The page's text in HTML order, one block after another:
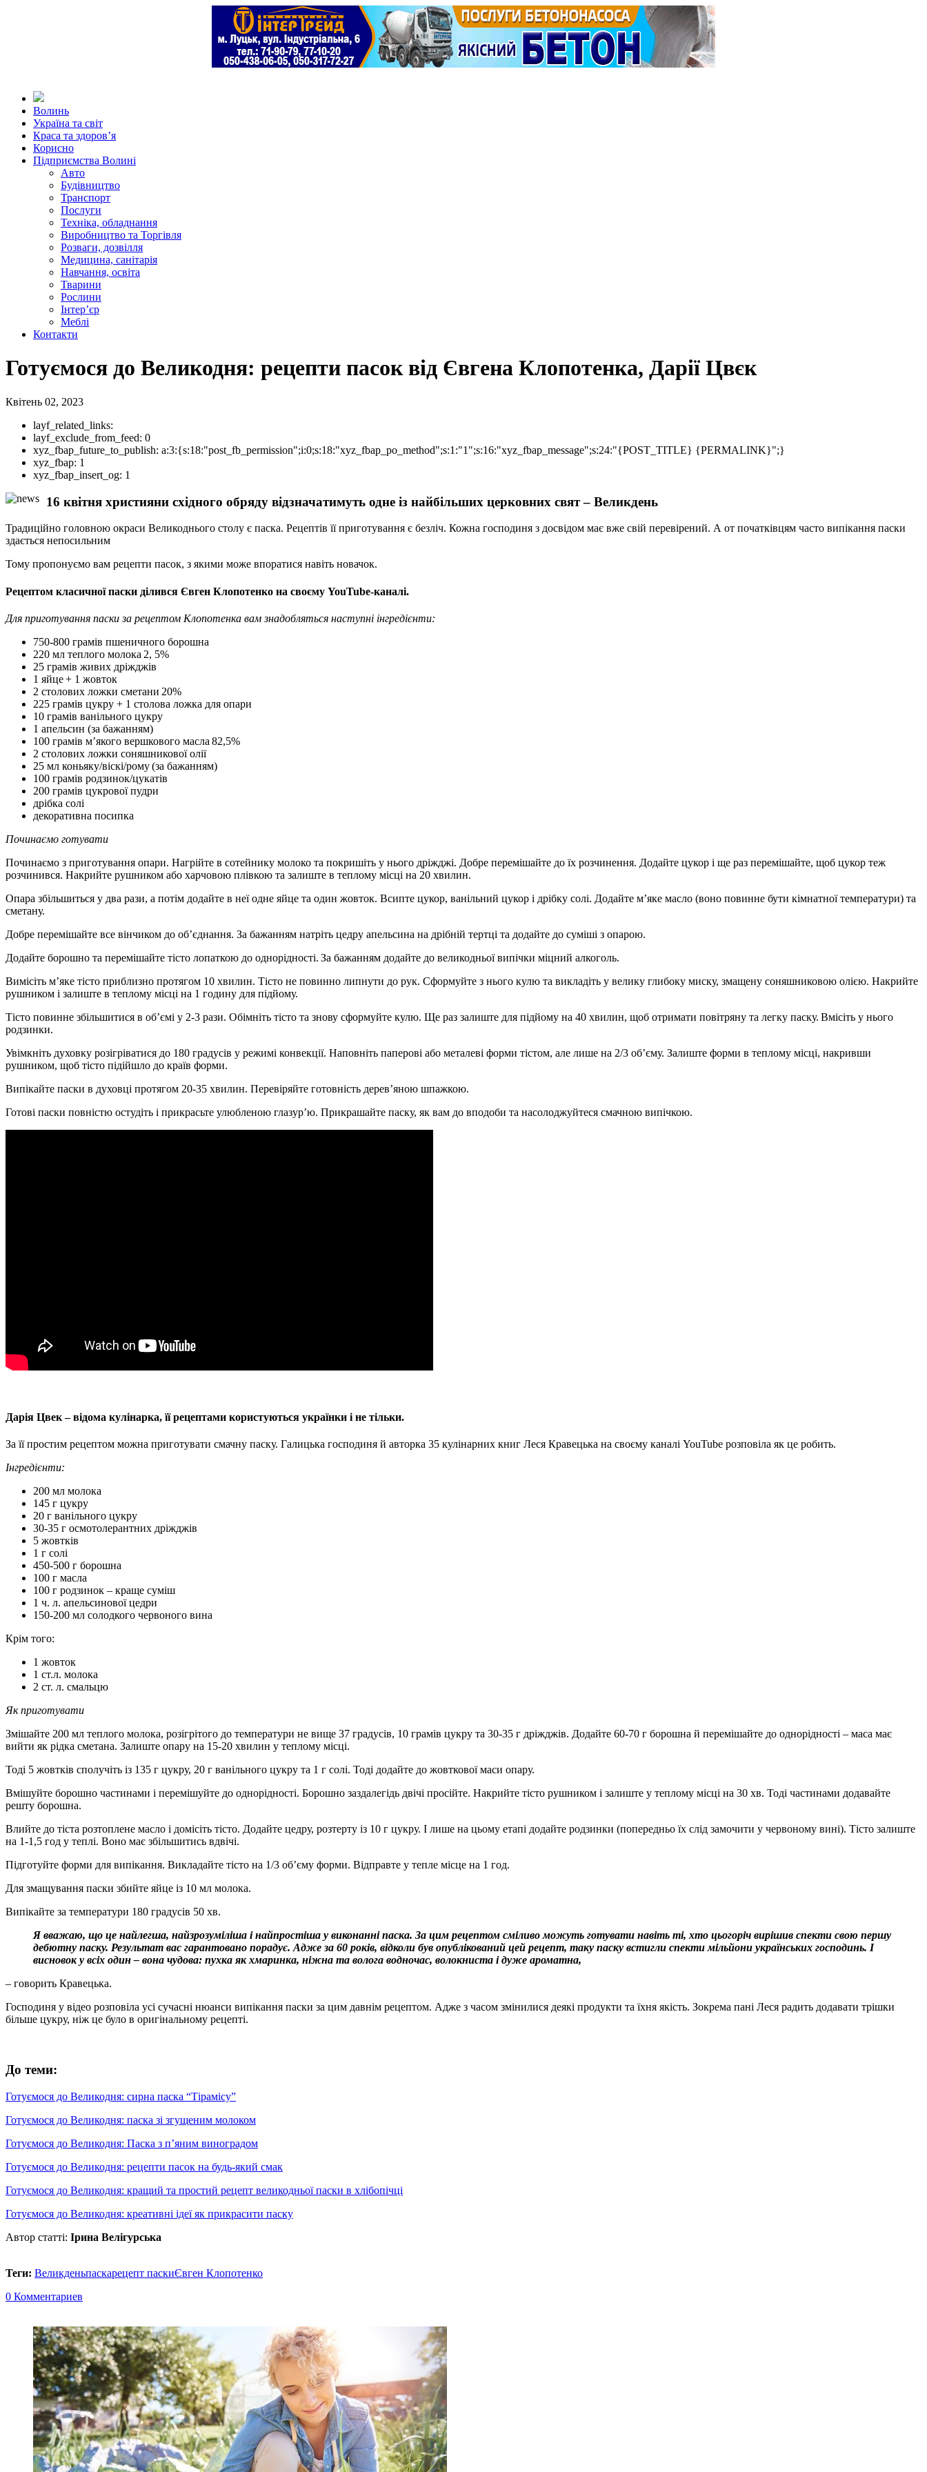
Волинь
Україна та світ
Краса та здоров’я
Корисно
Підприємства Волині
Авто
Будівництво
Транспорт
Послуги
Техніка, обладнання
Виробництво та Торгівля
Розваги, дозвілля
Медицина, санітарія
Навчання, освіта
Тварини
Рослини
Інтер’єр
Меблі
Контакти
Готуємося до Великодня: рецепти пасок від Євгена Клопотенка, Дарії Цвєк
Квітень 02, 2023
layf_related_links:
layf_exclude_from_feed: 0
xyz_fbap_future_to_publish: a:3:{s:18:"post_fb_permission";i:0;s:18:"xyz_fbap_po_method";s:1:"1";s:16:"xyz_fbap_message";s:24:"{POST_TITLE} {PERMALINK}";}
xyz_fbap: 1
xyz_fbap_insert_og: 1
16 квітня християни східного обряду відзначатимуть одне із найбільших церковних свят – Великдень
Традиційно головною окраси Великоднього столу є паска. Рецептів її приготування є безліч. Кожна господиня з досвідом має вже свій перевірений. А от початківцям часто випікання паски
здається непосильним
Тому пропонуємо вам рецепти пасок, з якими може впоратися навіть новачок.
Рецептом класичної паски ділився Євген Клопотенко на своєму YouTube-каналі.
Для приготування паски за рецептом Клопотенка вам знадобляться наступні інгредієнти:
750-800 грамів пшеничного борошна
220 мл теплого молока 2, 5%
25 грамів живих дріжджів
1 яйце + 1 жовток
2 столових ложки сметани 20%
225 грамів цукру + 1 столова ложка для опари
10 грамів ванільного цукру
1 апельсин (за бажанням)
100 грамів м’якого вершкового масла 82,5%
2 столових ложки соняшникової олії
25 мл коньяку/віскі/рому (за бажанням)
100 грамів родзинок/цукатів
200 грамів цукрової пудри
дрібка солі
декоративна посипка
Починаємо готувати
Починаємо з приготування опари. Нагрійте в сотейнику молоко та покришіть у нього дріжджі. Добре перемішайте до їх розчинення. Додайте цукор і ще раз перемішайте, щоб цукор теж
розчинився. Накрийте рушником або харчовою плівкою та залиште в теплому місці на 20 хвилин.
Опара збільшиться у два рази, а потім додайте в неї одне яйце та один жовток. Всипте цукор, ванільний цукор і дрібку солі. Додайте м’яке масло (воно повинне бути кімнатної температури) та
сметану.
Добре перемішайте все вінчиком до об’єднання. За бажанням натріть цедру апельсина на дрібній тертці та додайте до суміші з опарою.
Додайте борошно та перемішайте тісто лопаткою до однорідності. За бажанням додайте до великодньої випічки міцний алкоголь.
Вимісіть м’яке тісто приблизно протягом 10 хвилин. Тісто не повинно липнути до рук. Сформуйте з нього кулю та викладіть у велику глибоку миску, змащену соняшниковою олією. Накрийте
рушником і залиште в теплому місці на 1 годину для підйому.
Тісто повинне збільшитися в об’ємі у 2-3 рази. Обімніть тісто та знову сформуйте кулю. Ще раз залиште для підйому на 40 хвилин, щоб отримати повітряну та легку паску. Вмісіть у нього
родзинки.
Увімкніть духовку розігріватися до 180 градусів у режимі конвекції. Наповніть паперові або металеві форми тістом, але лише на 2/3 об’єму. Залиште форми в теплому місці, накривши
рушником, щоб тісто підійшло до країв форми.
Випікайте паски в духовці протягом 20-35 хвилин. Перевіряйте готовність дерев’яною шпажкою.
Готові паски повністю остудіть і прикрасьте улюбленою глазур’ю. Прикрашайте паску, як вам до вподоби та насолоджуйтеся смачною випічкою.
Дарія Цвек – відома кулінарка, її рецептами користуються українки і не тільки.
За її простим рецептом можна приготувати смачну паску. Галицька господиня й авторка 35 кулінарних книг Леся Кравецька на своєму каналі YouTube розповіла як це робить.
Інгредієнти:
200 мл молока
145 г цукру
20 г ванільного цукру
30-35 г осмотолерантних дріжджів
5 жовтків
1 г солі
450-500 г борошна
100 г масла
100 г родзинок – краще суміш
1 ч. л. апельсинової цедри
150-200 мл солодкого червоного вина
Крім того:
1 жовток
1 ст.л. молока
2 ст. л. смальцю
Як приготувати
Змішайте 200 мл теплого молока, розігрітого до температури не вище 37 градусів, 10 грамів цукру та 30-35 г дріжджів. Додайте 60-70 г борошна й перемішайте до однорідності – маса має
вийти як рідка сметана. Залиште опару на 15-20 хвилин у теплому місці.
Тоді 5 жовтків сполучіть із 135 г цукру, 20 г ванільного цукру та 1 г солі. Тоді додайте до жовткової маси опару.
Вмішуйте борошно частинами і перемішуйте до однорідності. Борошно заздалегідь двічі просійте. Накрийте тісто рушником і залиште у теплому місці на 30 хв. Тоді частинами додавайте
решту борошна.
Влийте до тіста розтоплене масло і домісіть тісто. Додайте цедру, розтерту із 10 г цукру. І лише на цьому етапі додайте родзинки (попередньо їх слід замочити у червоному вині). Тісто залиште
на 1-1,5 год у теплі. Воно має збільшитись вдвічі.
Підготуйте форми для випікання. Викладайте тісто на 1/3 об’єму форми. Відправте у тепле місце на 1 год.
Для змащування паски збийте яйце із 10 мл молока.
Випікайте за температури 180 градусів 50 хв.
Я вважаю, що це найлегша, найзрозуміліша і найпростіша у виконанні паска. За цим рецептом сміливо можуть готувати навіть ті, хто цьогоріч вирішив спекти свою першу
дебютну паску. Результат вас гарантовано порадує. Адже за 60 років, відколи був опублікований цей рецепт, таку паску встигли спекти мільйони українських господинь. І
висновок у всіх один – вона чудова: пухка як хмаринка, ніжна та волога водночас, волокниста і дуже ароматна,
– говорить Кравецька.
Господиня у відео розповіла усі сучасні нюанси випікання паски за цим давнім рецептом. Адже з часом змінилися деякі продукти та їхня якість. Зокрема пані Леся радить додавати трішки
більше цукру, ніж це було в оригінальному рецепті.
До теми:
Готуємося до Великодня: сирна паска “Тірамісу”
Готуємося до Великодня: паска зі згущеним молоком
Готуємося до Великодня: Паска з п’яним виноградом
Готуємося до Великодня: рецепти пасок на будь-який смак
Готуємося до Великодня: кращий та простий рецепт великодньої паски в хлібопічці
Готуємося до Великодня: креативні ідеї як прикрасити паску
Автор статті: Ірина Велігурська
Теги: Великденьпаскарецепт паскиЄвген Клопотенко
0 Комментариев